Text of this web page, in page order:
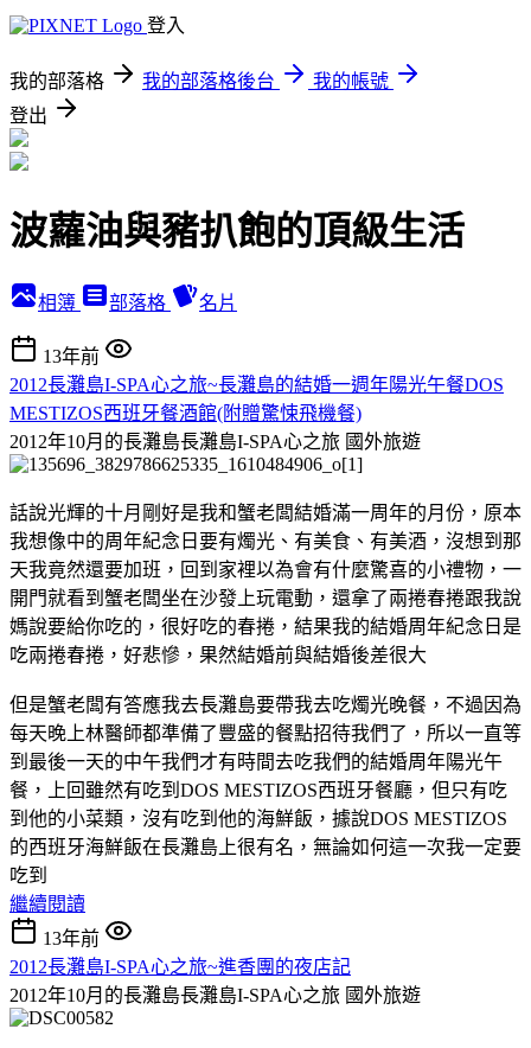
登入
我的部落格 我的部落格後台
我的帳號
登出
波蘿油與豬扒飽的頂級生活
相簿 部落格 名片
13年前
2012長灘島I-SPA心之旅~長灘島的結婚一週年陽光午餐DOS
MESTIZOS西班牙餐酒館(附贈驚悚飛機餐)
2012年10月的長灘島長灘島I-SPA心之旅 國外旅遊
話說光輝的十月剛好是我和蟹老闆結婚滿一周年的月份，原本
我想像中的周年紀念日要有燭光、有美食、有美酒，沒想到那
天我竟然還要加班，回到家裡以為會有什麼驚喜的小禮物，一
開門就看到蟹老闆坐在沙發上玩電動，還拿了兩捲春捲跟我說
媽說要給你吃的，很好吃的春捲，結果我的結婚周年紀念日是
吃兩捲春捲，好悲慘，果然結婚前與結婚後差很大
但是蟹老闆有答應我去長灘島要帶我去吃燭光晚餐，不過因為
每天晚上林醫師都準備了豐盛的餐點招待我們了，所以一直等
到最後一天的中午我們才有時間去吃我們的結婚周年陽光午
餐，上回雖然有吃到DOS MESTIZOS西班牙餐廳，但只有吃
到他的小菜類，沒有吃到他的海鮮飯，據說DOS MESTIZOS
的西班牙海鮮飯在長灘島上很有名，無論如何這一次我一定要
吃到
繼續閱讀
13年前
2012長灘島I-SPA心之旅~進香團的夜店記
2012年10月的長灘島長灘島I-SPA心之旅 國外旅遊